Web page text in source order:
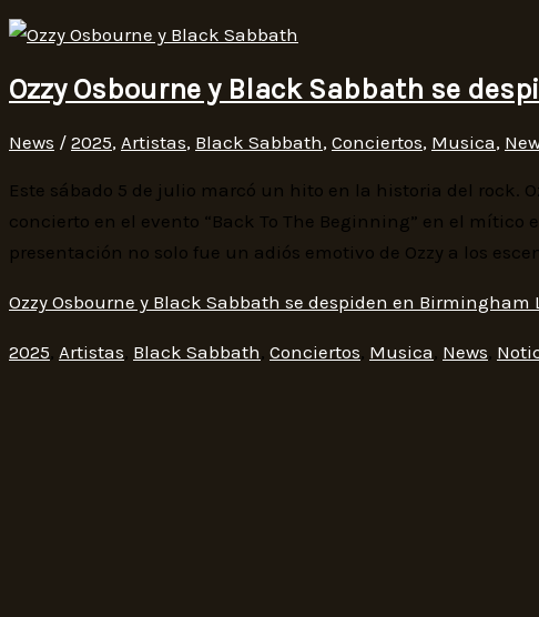
Ozzy Osbourne y Black Sabbath se
News / 2025, Artistas, Black Sabbath, Conciertos, Musica,
Este sábado 5 de julio marcó un hito en la historia del rock.
concierto en el evento “Back To The Beginning” en el
presentación no solo fue un adiós emotivo de Ozzy a los
Ozzy Osbourne y Black Sabbath se despiden en Birmingham
2025, Artistas, Black Sabbath, Conciertos, Musica, News,